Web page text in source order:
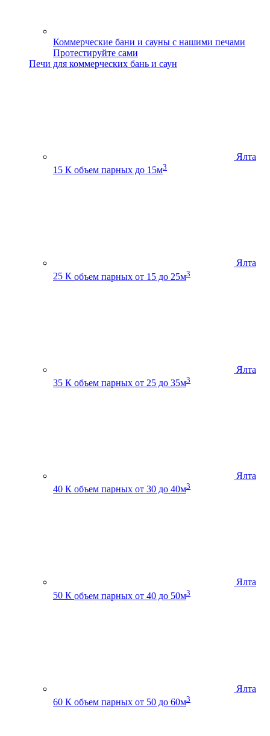
Коммерческие бани и сауны с нашими печами
Протестируйте сами
Печи для коммерческих бань и саун
Ялта
15 К объем парных до 15м3
Ялта
25 К объем парных от 15 до 25м3
Ялта
35 К объем парных от 25 до 35м3
Ялта
40 К объем парных от 30 до 40м3
Ялта
50 К объем парных от 40 до 50м3
Ялта
60 К объем парных от 50 до 60м3